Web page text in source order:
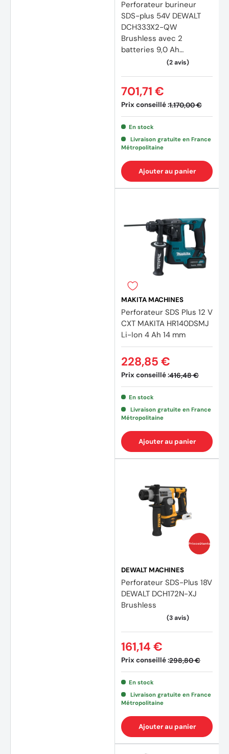
Perforateur burineur
SDS-plus 54V DEWALT
DCH333X2-QW
Brushless avec 2
batteries 9,0 Ah
Prix conseillé :1.170,00 €
701,71 €
En stock
Livraison gratuite en France
Métropolitaine
Ajouter au panier
MAKITA MACHINES
Perforateur SDS Plus 12 V
CXT MAKITA HR140DSMJ
Li-Ion 4 Ah 14 mm
Prix conseillé :416,48 €
228,85 €
En stock
Livraison gratuite en France
Métropolitaine
Ajouter au panier
Prix coûtants
DEWALT MACHINES
Perforateur SDS-Plus 18V
DEWALT DCH172N-XJ
Brushless
Prix conseillé :298,80 €
161,14 €
En stock
Livraison gratuite en France
Métropolitaine
Ajouter au panier